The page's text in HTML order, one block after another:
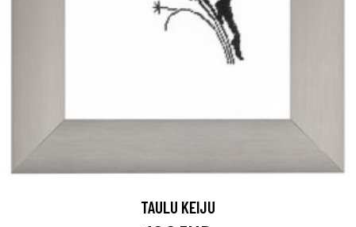
TAULU KEIJU